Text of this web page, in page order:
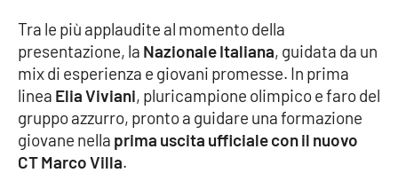
Tra le più applaudite al momento della
presentazione, la Nazionale Italiana, guidata da un
mix di esperienza e giovani promesse. In prima
linea Elia Viviani, pluricampione olimpico e faro del
gruppo azzurro, pronto a guidare una formazione
giovane nella prima uscita ufficiale con il nuovo
CT Marco Villa.